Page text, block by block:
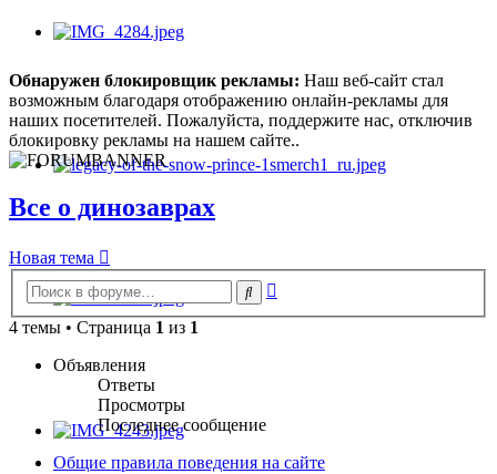
Обнаружен блокировщик рекламы: Наш веб-сайт стал
возможным благодаря отображению онлайн-рекламы для
наших посетителей. Пожалуйста, поддержите нас, отключив
блокировку рекламы на нашем сайте..
Все о динозаврах
Новая тема
Поиск
4 темы • Страница 1 из 1
Объявления
Ответы
Просмотры
Последнее сообщение
Общие правила поведения на сайте